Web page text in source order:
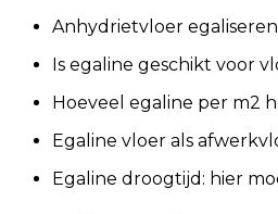
Anhydrietvloer
Is egaline geschikt voor
Hoeveel egaline per m2
Egaline vloer als
Egaline droogtijd: hier